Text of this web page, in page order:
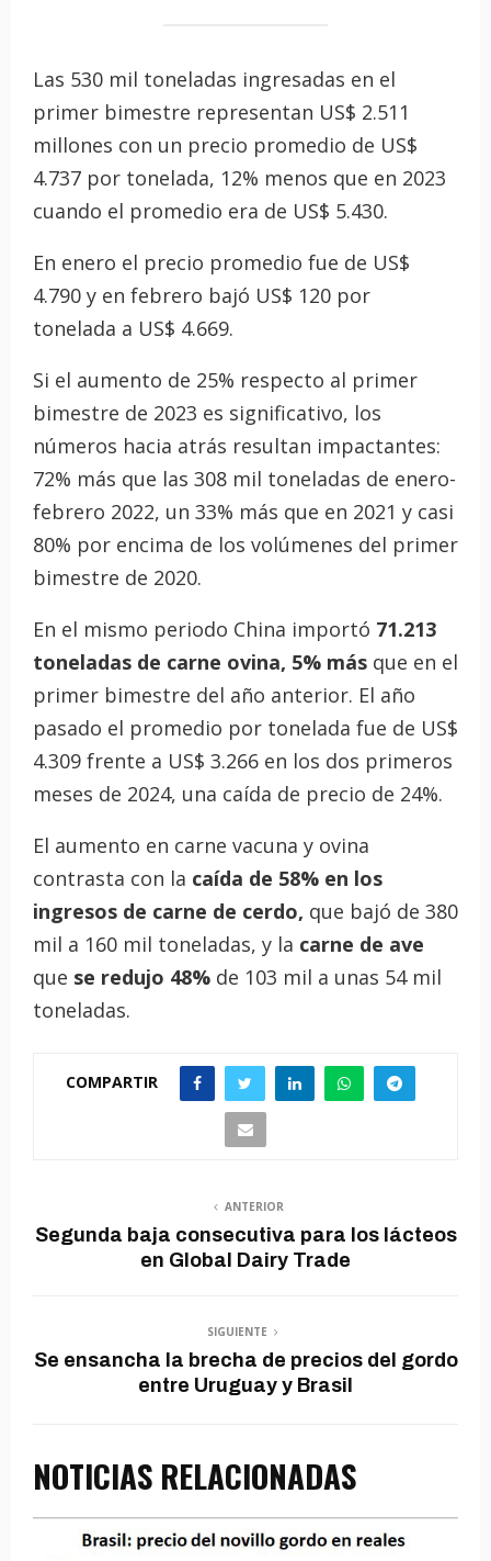
Las 530 mil toneladas ingresadas en el
primer bimestre representan US$ 2.511
millones con un precio promedio de US$
4.737 por tonelada, 12% menos que en 2023
cuando el promedio era de US$ 5.430.
En enero el precio promedio fue de US$
4.790 y en febrero bajó US$ 120 por
tonelada a US$ 4.669.
Si el aumento de 25% respecto al primer
bimestre de 2023 es significativo, los
números hacia atrás resultan impactantes:
72% más que las 308 mil toneladas de enero-
febrero 2022, un 33% más que en 2021 y casi
80% por encima de los volúmenes del primer
bimestre de 2020.
En el mismo periodo China importó 71.213
toneladas de carne ovina, 5% más que en el
primer bimestre del año anterior. El año
pasado el promedio por tonelada fue de US$
4.309 frente a US$ 3.266 en los dos primeros
meses de 2024, una caída de precio de 24%.
El aumento en carne vacuna y ovina
contrasta con la caída de 58% en los
ingresos de carne de cerdo, que bajó de 380
mil a 160 mil toneladas, y la carne de ave
que se redujo 48% de 103 mil a unas 54 mil
toneladas.
COMPARTIR
ANTERIOR
Segunda baja consecutiva para los lácteos
en Global Dairy Trade
SIGUIENTE
Se ensancha la brecha de precios del gordo
entre Uruguay y Brasil
NOTICIAS RELACIONADAS